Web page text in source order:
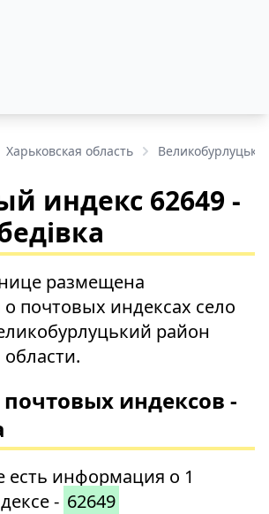
Харьковская область
индекс 62649 -
размещена
почтовых индексах село
район
индексов -
есть информация о 1
- 62649